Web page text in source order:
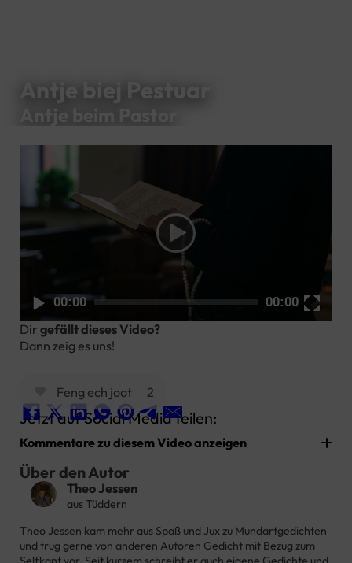
Antje biej Pestuar
Player
00:00 00:00
Dir gefällt dieses Video?
Dann zeig es uns!
Feng ech joot 2
Jetzt auf Social Media teilen:
Kommentare zu diesem Video anzeigen
Über den Autor
Theo Jessen
aus Tüddern
Theo Jessen kam mehr aus Spaß und Jux zu Mundartgedichten
und trug gerne von anderen Autoren Gedicht mit Bezug zum